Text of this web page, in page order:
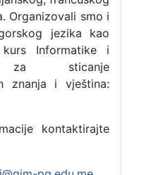
Organizovali smo i
jezika kao
kurs Informatike i
za sticanje
znanja i vještina:
kontaktirajte